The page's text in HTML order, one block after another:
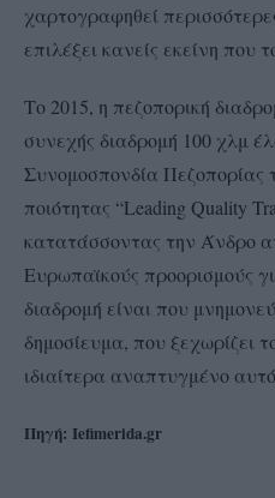
χαρτογραφηθεί
επιλέξει κανείς εκείνη που
Το 2015, η πεζοπορική
συνεχής διαδρομή 100 χλμ
Συνομοσπονδία Πεζοπορίας
ποιότητας “Leading Quality
κατατάσσοντας την Άνδρο
Ευρωπαϊκούς προορισμούς
διαδρομή είναι που
δημοσίευμα, που ξεχωρίζει
ιδιαίτερα αναπτυγμένο
Πηγή: Iefimerida.gr